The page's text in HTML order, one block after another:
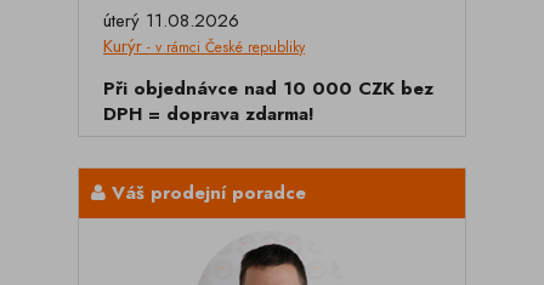
úterý 11.08.2026
Kurýr - v rámci České republiky
Při objednávce nad 10 000 CZK bez
DPH = doprava zdarma!
Váš prodejní poradce